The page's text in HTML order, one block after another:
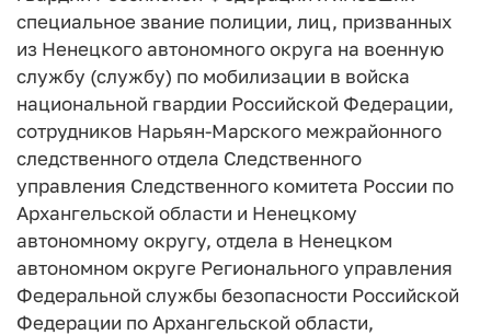
специальное звание полиции, лиц, призванных
из Ненецкого автономного округа на военную
службу (службу) по мобилизации в войска
национальной гвардии Российской Федерации,
сотрудников Нарьян-Марского межрайонного
следственного отдела Следственного
управления Следственного комитета России по
Архангельской области и Ненецкому
автономному округу, отдела в Ненецком
автономном округе Регионального управления
Федеральной службы безопасности Российской
Федерации по Архангельской области,